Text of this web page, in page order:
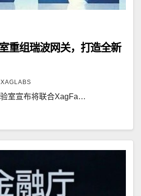
重组瑞波网关，打造全新
XAGLABS
室宣布将联合XagFa…